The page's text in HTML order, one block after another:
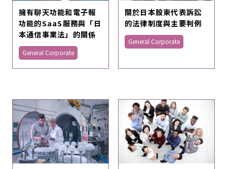
擁有聊天功能和電子報
功能的SaaS服務與「日
本通信事業法」的關係
General Corporate
關於日本股東代表訴訟
的法律制度與主要判例
General Corporate